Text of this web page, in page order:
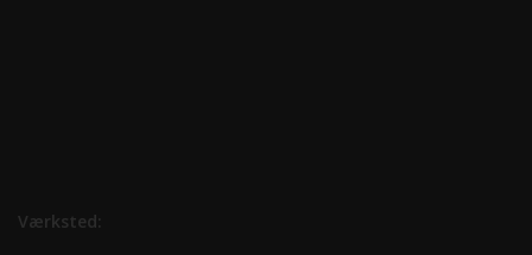
Værksted: